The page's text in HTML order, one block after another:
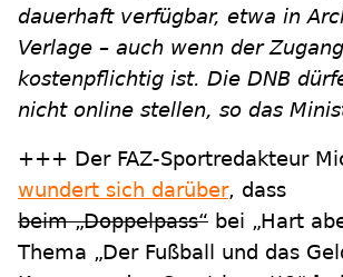
dauerhaft verfügbar, etwa in
Verlage – auch wenn der
kostenpflichtig ist. Die DNB
nicht online stellen, so das
+++ Der FAZ-Sportredakteur
wundert sich darüber, dass
beim „Doppelpass“ bei „Hart
Thema „Der Fußball und das